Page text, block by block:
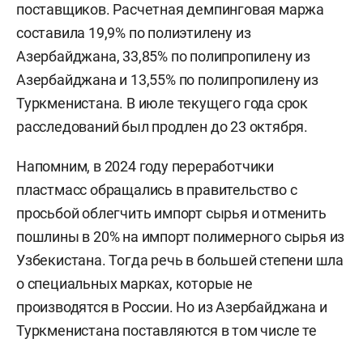
поставщиков. Расчетная демпинговая маржа
составила 19,9% по полиэтилену из
Азербайджана, 33,85% по полипропилену из
Азербайджана и 13,55% по полипропилену из
Туркменистана. В июле текущего года срок
расследований был продлен до 23 октября.
Напомним, в 2024 году переработчики
пластмасс обращались в правительство с
просьбой облегчить импорт сырья и отменить
пошлины в 20% на импорт полимерного сырья из
Узбекистана. Тогда речь в большей степени шла
о специальных марках, которые не
производятся в России. Но из Азербайджана и
Туркменистана поставляются в том числе те